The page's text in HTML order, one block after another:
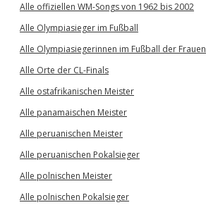
Alle offiziellen WM-Songs von 1962 bis 2002
Alle Olympiasieger im Fußball
Alle Olympiasiegerinnen im Fußball der Frauen
Alle Orte der CL-Finals
Alle ostafrikanischen Meister
Alle panamaischen Meister
Alle peruanischen Meister
Alle peruanischen Pokalsieger
Alle polnischen Meister
Alle polnischen Pokalsieger